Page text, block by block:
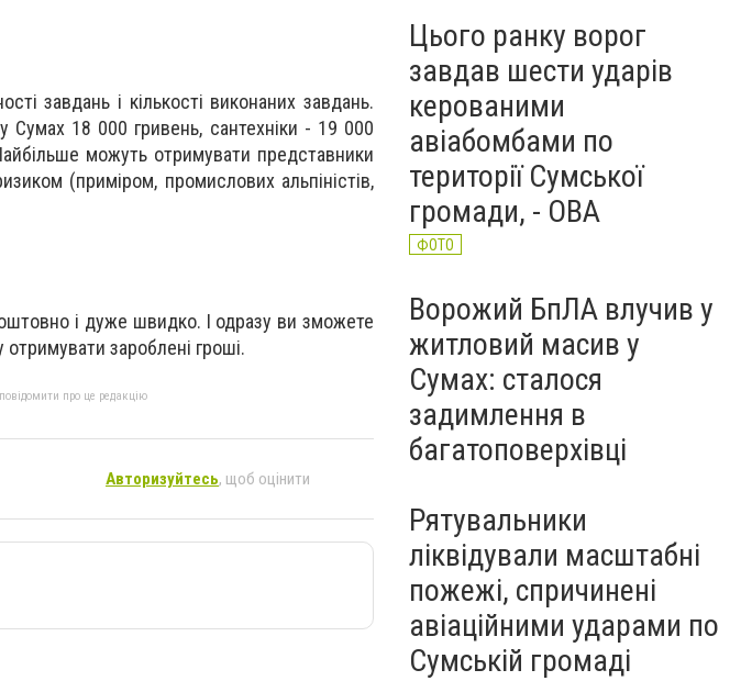
завдань і кількості виконаних завдань.
18 000 гривень, сантехніки - 19 000
можуть отримувати представники
(приміром, промислових альпіністів,
і дуже швидко. І одразу ви зможете
отримувати зароблені гроші.
про це редакцію
Авторизуйтесь, щоб оцінити
Цього ранку ворог
завдав шести ударів
керованими
авіабомбами по
території Сумської
громади, - ОВА
ФОТО
Ворожий БпЛА влучив у
житловий масив у
Сумах: сталося
задимлення в
багатоповерхівці
Рятувальники
ліквідували масштабні
пожежі, спричинені
авіаційними ударами по
Сумській громаді